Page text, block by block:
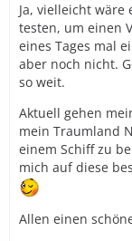
Ja, vielleicht wäre
testen, um einen
eines Tages mal
aber noch nicht.
so weit.
Aktuell gehen
mein Traumland
einem Schiff zu
mich auf diese
Allen einen